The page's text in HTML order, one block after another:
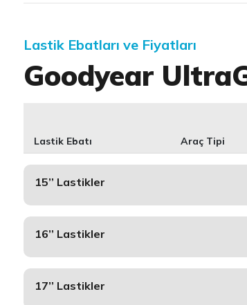
Lastik Ebatları ve Fiyatları
Goodyear
Lastik Ebatı Araç Tipi
15’’ Lastikler
16’’ Lastikler
17’’ Lastikler